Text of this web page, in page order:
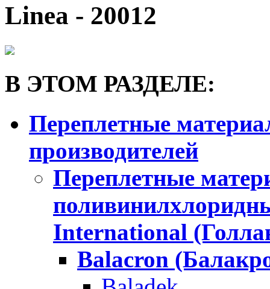
Linea - 20012
В ЭТОМ РАЗДЕЛЕ:
Переплетные
производителей
Переплетные
International
Balacron